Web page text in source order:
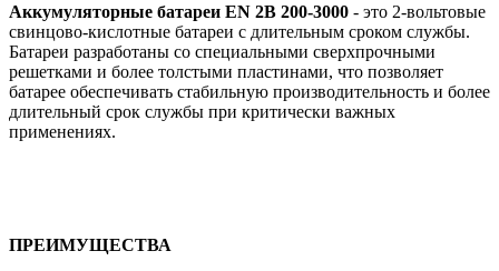
Аккумуляторные батареи EN 2B 200-3000 - это 2-вольтовые
свинцово-кислотные батареи с длительным сроком службы.
Батареи разработаны со специальными сверхпрочными
решетками и более толстыми пластинами, что позволяет
батарее обеспечивать стабильную производительность и более
длительный срок службы при критически важных
применениях.
ПРЕИМУЩЕСТВА